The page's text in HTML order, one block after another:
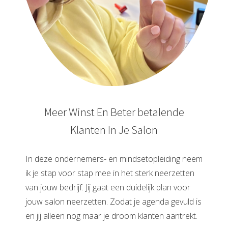
Meer Winst En Beter betalende
Klanten In Je Salon
In deze ondernemers- en mindsetopleiding neem
ik je stap voor stap mee in het sterk neerzetten
van jouw bedrijf. Jij gaat een duidelijk plan voor
jouw salon neerzetten. Zodat je agenda gevuld is
en jij alleen nog maar je droom klanten aantrekt.